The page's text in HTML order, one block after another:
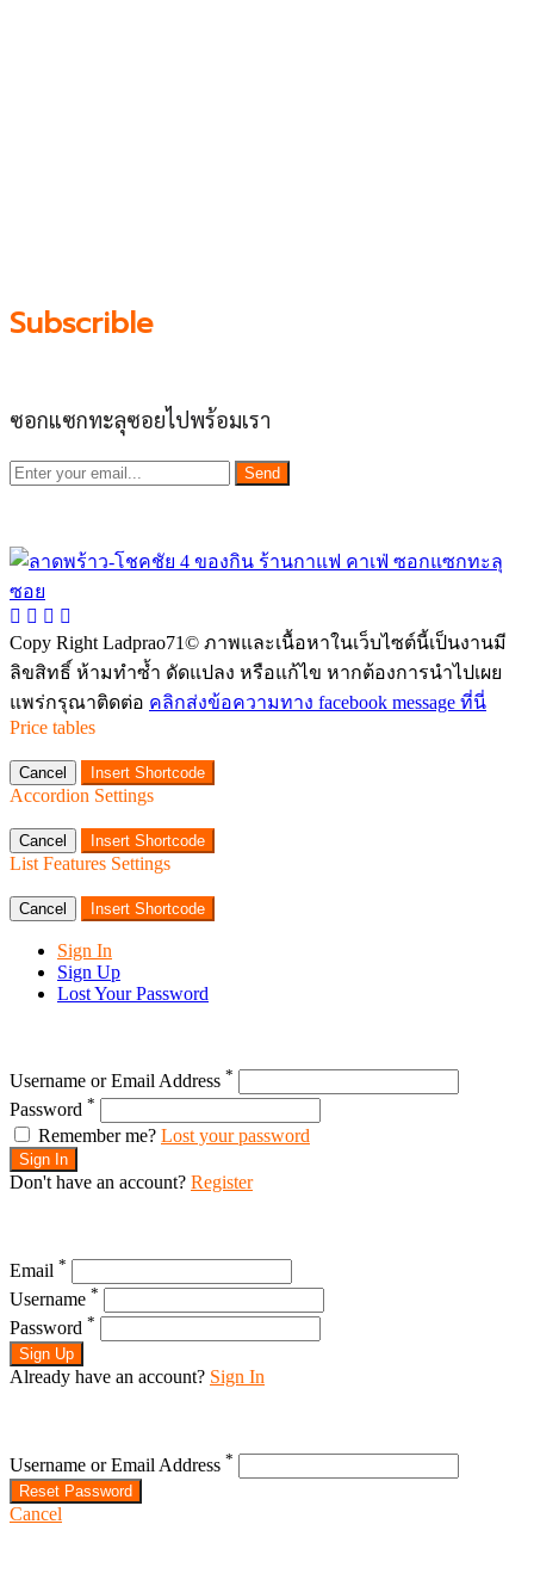
Subscrible
ซอกแซกทะลุซอยไปพร้อมเรา
Send
Copy Right Ladprao71© ภาพและเนื้อหาในเว็บไซต์นี้เป็นงานมี
ลิขสิทธิ์ ห้ามทำซ้ำ ดัดแปลง หรือแก้ไข หากต้องการนำไปเผย
แพร่กรุณาติดต่อ คลิกส่งข้อความทาง facebook message ที่นี่
Price tables
Cancel Insert Shortcode
Accordion Settings
Cancel Insert Shortcode
List Features Settings
Cancel Insert Shortcode
Sign In
Sign Up
Lost Your Password
Username or Email Address *
Password *
Remember me? Lost your password
Sign In
Don't have an account? Register
Email *
Username *
Password *
Sign Up
Already have an account? Sign In
Username or Email Address *
Reset Password
Cancel